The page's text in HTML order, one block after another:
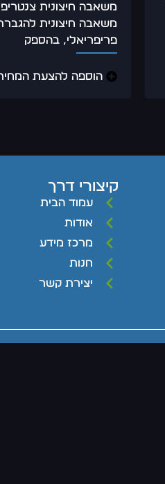
משאבה חיצונית
משאבה חיצונית
פריפריאלי, בהספק
הוספה להצעת
קיצורי דרך
עמוד הבית
אודות
מרכז מידע
חנות
יצירת קשר